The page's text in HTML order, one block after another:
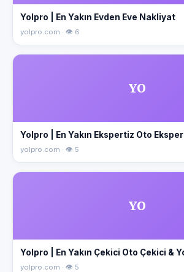
Yolpro | En Yakın Evden Eve Nakliyat
yolpro.com · 👁 6
YO
Yolpro | En Yakın Ekspertiz Oto
yolpro.com · 👁 5
YO
Yolpro | En Yakın Çekici Oto Çekici &
yolpro.com · 👁 5